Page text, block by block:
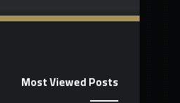
Most Viewed Posts